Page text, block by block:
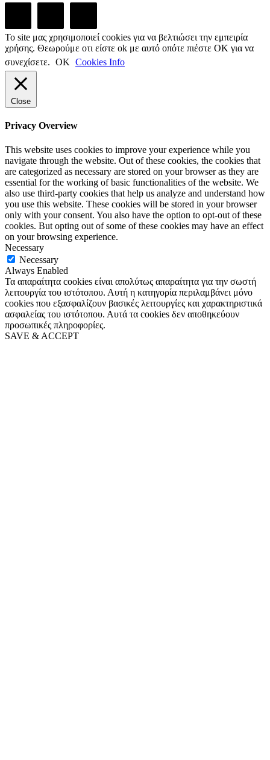
Το site μας χρησιμοποιεί cookies για να βελτιώσει την εμπειρία
χρήσης. Θεωρούμε οτι είστε ok με αυτό οπότε πιέστε ΟΚ για να
συνεχίσετε. ΟΚ Cookies Info
Close
Privacy Overview
This website uses cookies to improve your experience while you
navigate through the website. Out of these cookies, the cookies that
are categorized as necessary are stored on your browser as they are
essential for the working of basic functionalities of the website. We
also use third-party cookies that help us analyze and understand how
you use this website. These cookies will be stored in your browser
only with your consent. You also have the option to opt-out of these
cookies. But opting out of some of these cookies may have an effect
on your browsing experience.
Necessary
Necessary
Always Enabled
Τα απαραίτητα cookies είναι απολύτως απαραίτητα για την σωστή
λειτουργία του ιστότοπου. Αυτή η κατηγορία περιλαμβάνει μόνο
cookies που εξασφαλίζουν βασικές λειτουργίες και χαρακτηριστικά
ασφαλείας του ιστότοπου. Αυτά τα cookies δεν αποθηκεύουν
προσωπικές πληροφορίες.
SAVE & ACCEPT